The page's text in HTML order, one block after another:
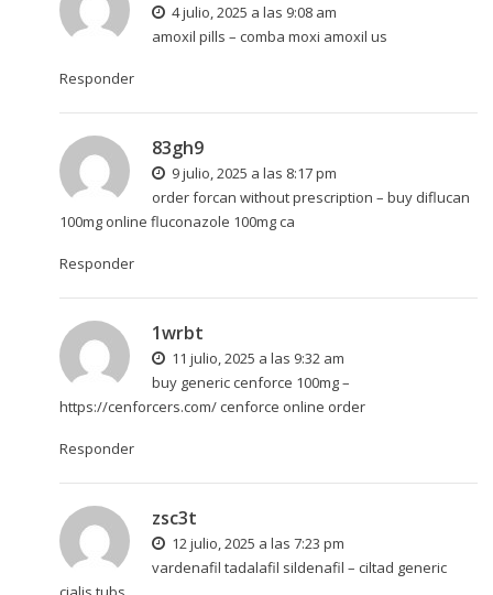
4 julio, 2025 a las 9:08 am
amoxil pills – comba moxi amoxil us
Responder
83gh9
9 julio, 2025 a las 8:17 pm
order forcan without prescription – buy diflucan
100mg online fluconazole 100mg ca
Responder
1wrbt
11 julio, 2025 a las 9:32 am
buy generic cenforce 100mg –
https://cenforcers.com/cenforce online order
Responder
zsc3t
12 julio, 2025 a las 7:23 pm
vardenafil tadalafil sildenafil – ciltad generic